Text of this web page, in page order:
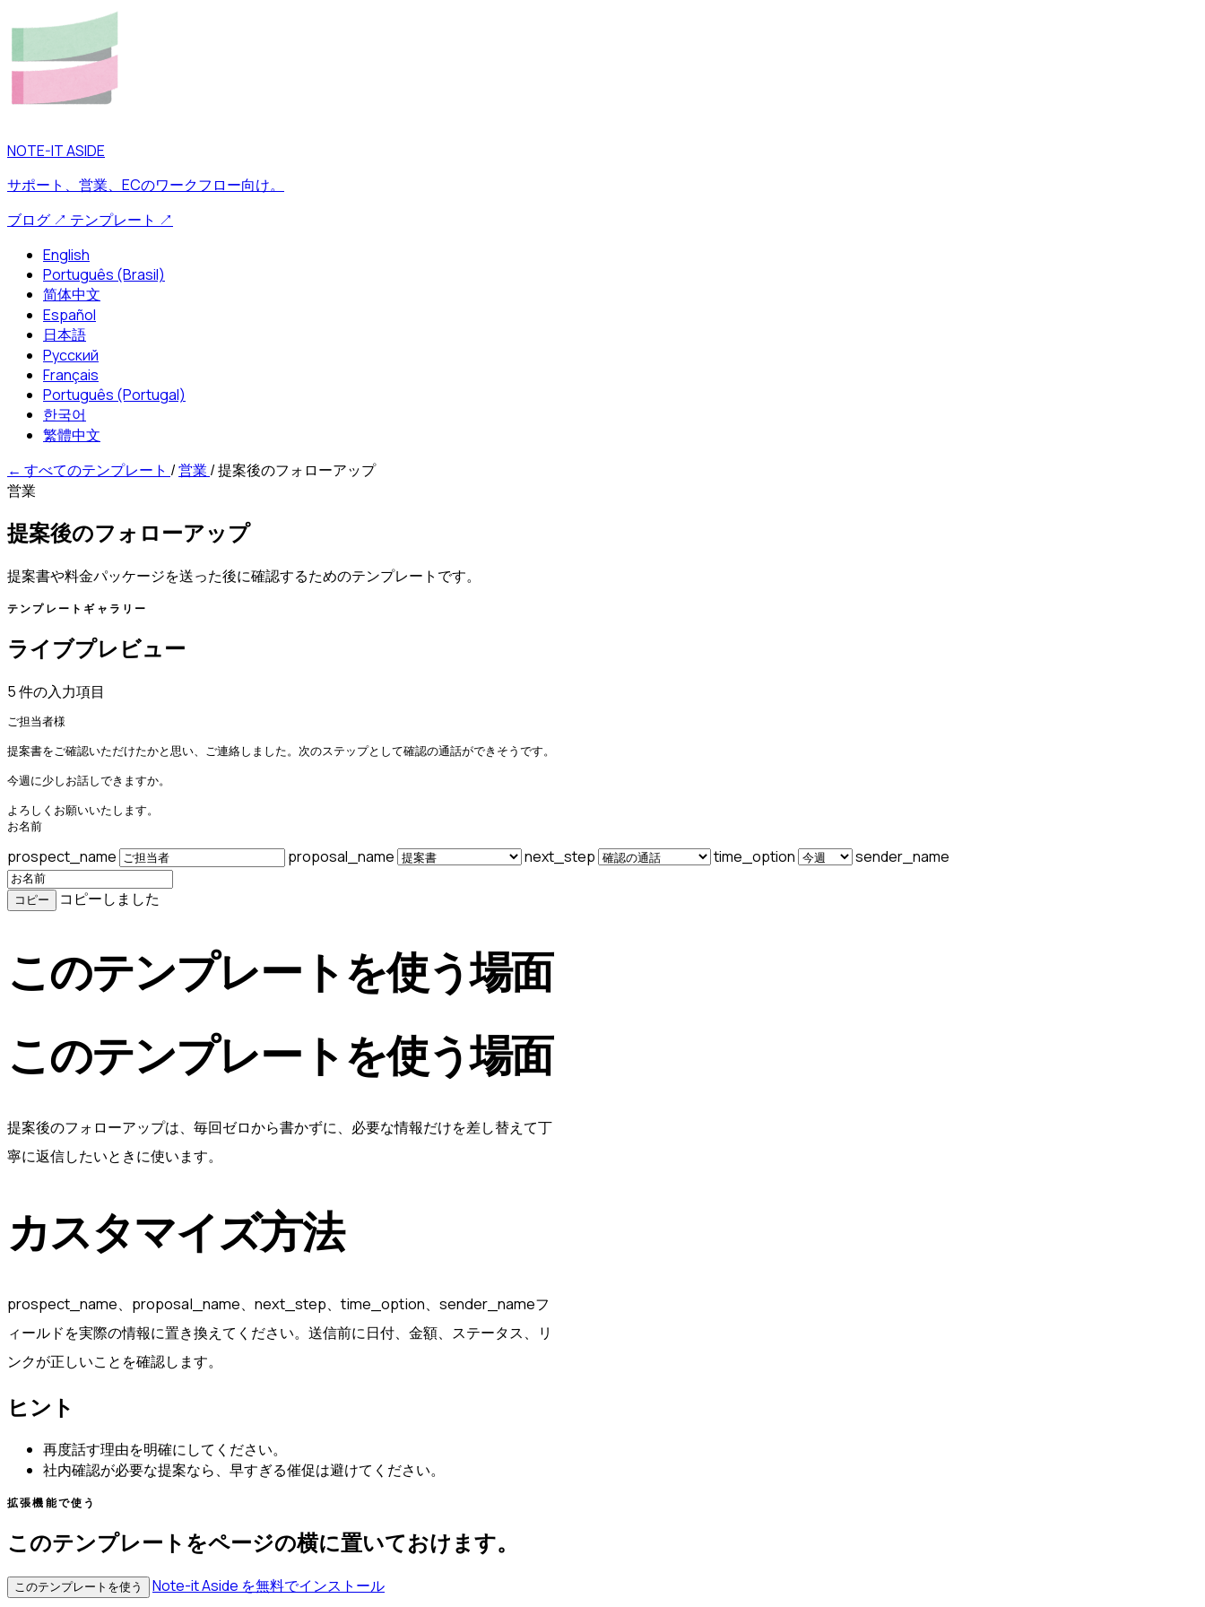
NOTE-IT ASIDE
サポート、営業、ECのワークフロー向け。
ブログ ↗ テンプレート ↗
English
Português (Brasil)
简体中文
Español
日本語
Русский
Français
Português (Portugal)
한국어
繁體中文
← すべてのテンプレート /営業 /提案後のフォローアップ
営業
提案後のフォローアップ
提案書や料金パッケージを送った後に確認するためのテンプレートです。
テンプレートギャラリー
ライブプレビュー
5 件の入力項目
ご担当者様
提案書をご確認いただけたかと思い、ご連絡しました。次のステップとして確認の通話ができそうです。
今週に少しお話しできますか。
よろしくお願いいたします。
お名前
prospect_name proposal_name next_step time_option sender_name
コピー コピーしました
このテンプレートを使う場面
このテンプレートを使う場面
提案後のフォローアップは、毎回ゼロから書かずに、必要な情報だけを差し替えて丁
寧に返信したいときに使います。
カスタマイズ方法
prospect_name、proposal_name、next_step、time_option、sender_nameフ
ィールドを実際の情報に置き換えてください。送信前に日付、金額、ステータス、リ
ンクが正しいことを確認します。
ヒント
再度話す理由を明確にしてください。
社内確認が必要な提案なら、早すぎる催促は避けてください。
拡張機能で使う
このテンプレートをページの横に置いておけます。
このテンプレートを使う Note-it Aside を無料でインストール